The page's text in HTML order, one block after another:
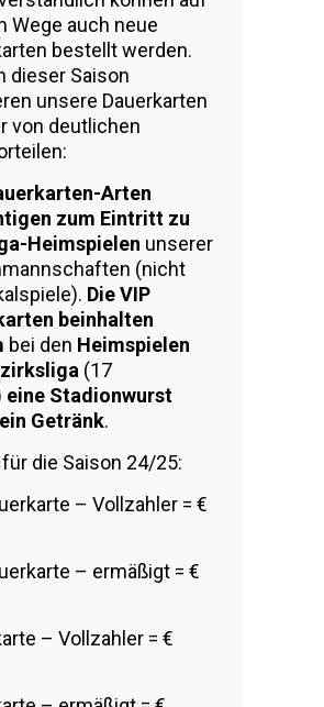
Wege auch neue
bestellt werden.
dieser Saison
unsere Dauerkarten
von deutlichen
Arten
zum Eintritt zu
Heimspielen unserer
(nicht
Die VIP
beinhalten
bei den Heimspielen
(17
eine Stadionwurst
Getränk.
die Saison 24/25:
– Vollzahler = €
– ermäßigt = €
– Vollzahler = €